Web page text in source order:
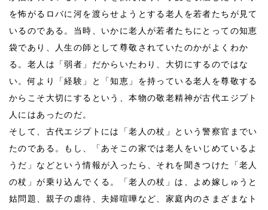
を怖がるロバに河を渡らせようとする老人を若者たちが見て
いるのである。当時、いかに老人が若者たちにとっての知恵
袋であり、人生の師として尊敬されていたのかがよくわか
る。老人は「弱者」だからいたわり、大切にするのではな
い。何より「経験」と「知恵」を持っている老人を尊敬する
からこそ大切にするという、本物の敬老精神が古代エジプト
人にはあったのだ。
そして、古代エジプトには「老人の杖」という警察官までい
たのである。もし、「あそこの家では老人をいじめているよ
うだ」などという情報が入ったら、それを聞きつけた「老人
の杖」が乗り込んでくる。「老人の杖」は、よめ嫁しゅうと
姑問題、親子の虐待、夫婦喧嘩など、家庭内のさまざまなト